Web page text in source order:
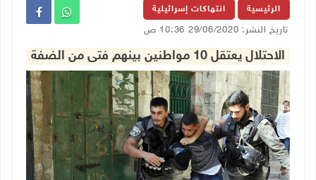
الرئيسية انتهاكات إسرائيلية
تاريخ النشر: 29/06/2020 10:36 ص
الاحتلال يعتقل 10 مواطنين بينهم فتى من الضفة